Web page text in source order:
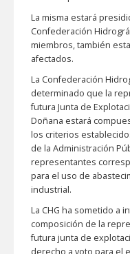
La misma estará
Confederación
miembros, también
afectados.
La Confederación
determinado que la
futura Junta de
Doñana estará
los criterios
de la Administración
representantes
para el uso de
industrial.
La CHG ha sometido a
composición de la
futura junta de
derecho a voto para el